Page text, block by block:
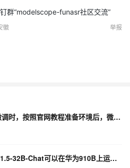
群“modelscope-funasr社区交流”
徽 举报
ModelScope在华为910B微调时，按照官网教程准备环境后，微调报：怎么解决？
请问 ModelScope的 qwen1.5-32B-Chat可以在华为910B上运行吗 ？